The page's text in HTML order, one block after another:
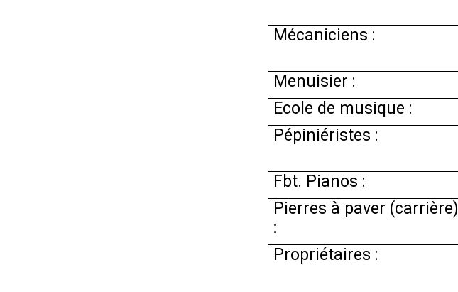
Mécaniciens :
Menuisier :
Ecole de musique :
Pépiniéristes :
Fbt. Pianos :
Pierres à paver (carrière)
:
Propriétaires :